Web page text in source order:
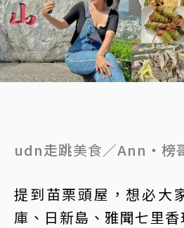
udn走跳美食／Ann‧榜
提到苗栗頭屋，想必大
庫、日新島、雅聞七里香